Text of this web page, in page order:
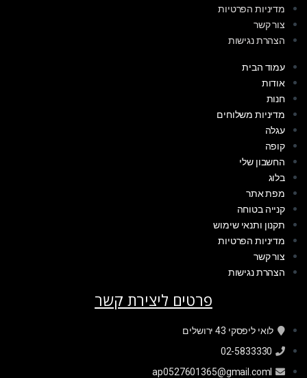
מדיניות הפרטיות
צור קשר
הצהרת נגישות
עמוד הבית
אודות
חנות
מדיניות משלוחים
עגלה
קופה
החשבון שלי
בלוג
מפת אתר
קנייה בטוחה
תקנון ותנאי שימוש
מדיניות הפרטיות
צור קשר
הצהרת נגישות
פרטים ליצירת קשר
לואי ליפסקי 43 ירושלים
02-5833330
ap0527601365@gmail.coml